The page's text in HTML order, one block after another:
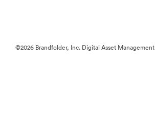
©2026 Brandfolder, Inc. Digital Asset Management